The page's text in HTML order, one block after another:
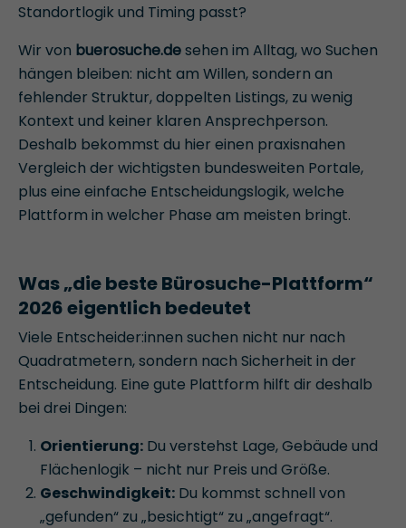
Standortlogik und Timing passt?
Wir von buerosuche.desehen im Alltag, wo Suchen
hängen bleiben: nicht am Willen, sondern an
fehlender Struktur, doppelten Listings, zu wenig
Kontext und keiner klaren Ansprechperson.
Deshalb bekommst du hier einen praxisnahen
Vergleich der wichtigsten bundesweiten Portale,
plus eine einfache Entscheidungslogik, welche
Plattform in welcher Phase am meisten bringt.
Was „die beste Bürosuche-Plattform“
2026 eigentlich bedeutet
Viele Entscheider:innen suchen nicht nur nach
Quadratmetern, sondern nach Sicherheit in der
Entscheidung. Eine gute Plattform hilft dir deshalb
bei drei Dingen:
Orientierung: Du verstehst Lage, Gebäude und
Flächenlogik – nicht nur Preis und Größe.
Geschwindigkeit: Du kommst schnell von
„gefunden“ zu „besichtigt“ zu „angefragt“.